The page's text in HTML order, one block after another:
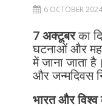
6 OCTOBER 2024
7 अक्टूबरका
घटनाओं और
में जाना जाता
और जन्मदिवस
भारत और